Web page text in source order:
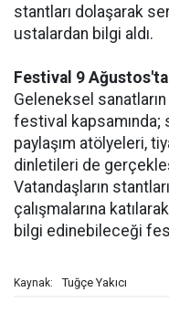
stantları dolaşarak
ustalardan bilgi aldı.
Festival 9
Geleneksel sanatların
festival kapsamında;
paylaşım atölyeleri,
dinletileri de
Vatandaşların
çalışmalarına
bilgi edinebileceği
Kaynak: Tuğçe Yakıcı